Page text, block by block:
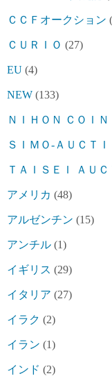
ＣＣＦオークション
ＣＵＲＩＯ (27)
EU (4)
NEW (133)
ＮＩＨＯＮ ＣＯＩ
ＳＩＭＯ-ＡＵＣＴＩ
ＴＡＩＳＥＩ ＡＵＣ
アメリカ (48)
アルゼンチン (15)
アンチル (1)
イギリス (29)
イタリア (27)
イラク (2)
イラン (1)
インド (2)